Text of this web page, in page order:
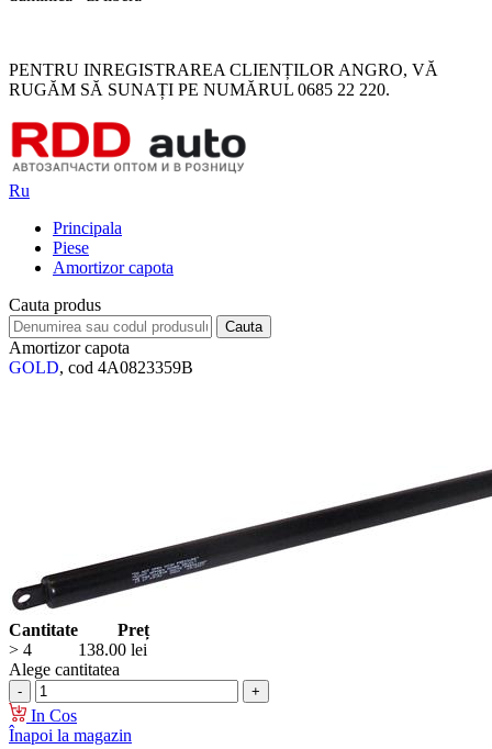
PENTRU INREGISTRAREA CLIENȚILOR ANGRO, VĂ
RUGĂM SĂ SUNAȚI PE NUMĂRUL 0685 22 220.
Ru
Principala
Piese
Amortizor capota
Cauta produs
Amortizor capota
GOLD, cod 4A0823359B
Cantitate
Preț
> 4
138.00 lei
Alege cantitatea
In Cos
Înapoi la magazin